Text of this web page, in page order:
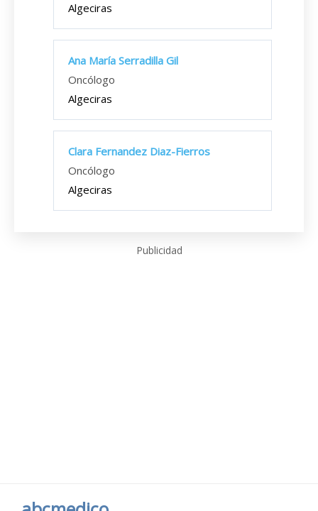
Algeciras
Ana María Serradilla Gil
Oncólogo
Algeciras
Clara Fernandez Diaz-Fierros
Oncólogo
Algeciras
Publicidad